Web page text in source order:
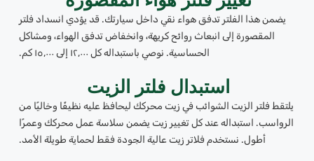
يضمن هذا الفلتر تدفق هواء نقي داخل سيارتك. قد يؤدي انسداد فلتر
المقصورة إلى انبعاث روائح كريهة، وانخفاض تدفق الهواء، ومشاكل
الحساسية. نوصي باستبداله كل ١٢,٠٠٠ إلى ١٥,٠٠٠ كم.
استبدال فلتر الزيت
يلتقط فلتر الزيت الشوائب في زيت محركك ليحافظ عليه نظيفًا وخاليًا من
الرواسب. استبداله عند كل تغيير زيت يضمن سلاسة عمل محركك وعمرًا
أطول. نستخدم فلاتر زيت عالية الجودة فقط لحماية طويلة الأمد.